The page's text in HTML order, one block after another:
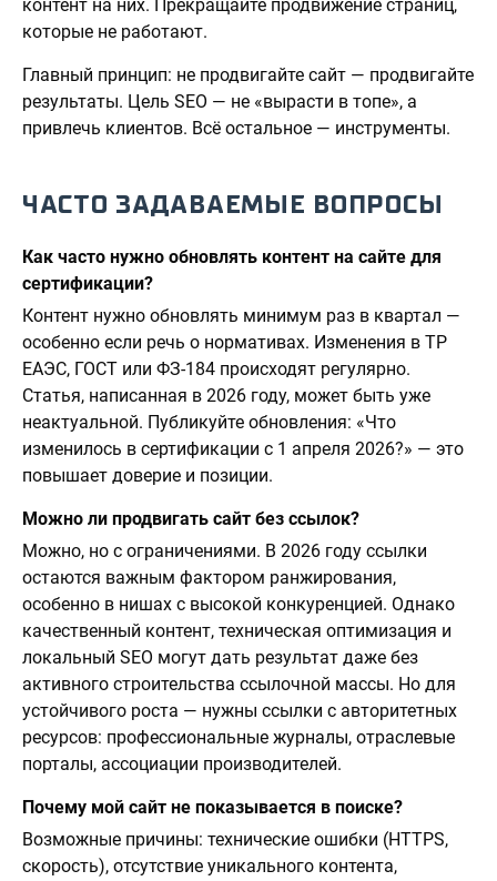
контент на них. Прекращайте продвижение страниц,
которые не работают.
Главный принцип: не продвигайте сайт — продвигайте
результаты. Цель SEO — не «вырасти в топе», а
привлечь клиентов. Всё остальное — инструменты.
ЧАСТО ЗАДАВАЕМЫЕ ВОПРОСЫ
Как часто нужно обновлять контент на сайте для
сертификации?
Контент нужно обновлять минимум раз в квартал —
особенно если речь о нормативах. Изменения в ТР
ЕАЭС, ГОСТ или ФЗ-184 происходят регулярно.
Статья, написанная в 2026 году, может быть уже
неактуальной. Публикуйте обновления: «Что
изменилось в сертификации с 1 апреля 2026?» — это
повышает доверие и позиции.
Можно ли продвигать сайт без ссылок?
Можно, но с ограничениями. В 2026 году ссылки
остаются важным фактором ранжирования,
особенно в нишах с высокой конкуренцией. Однако
качественный контент, техническая оптимизация и
локальный SEO могут дать результат даже без
активного строительства ссылочной массы. Но для
устойчивого роста — нужны ссылки с авторитетных
ресурсов: профессиональные журналы, отраслевые
порталы, ассоциации производителей.
Почему мой сайт не показывается в поиске?
Возможные причины: технические ошибки (HTTPS,
скорость), отсутствие уникального контента,